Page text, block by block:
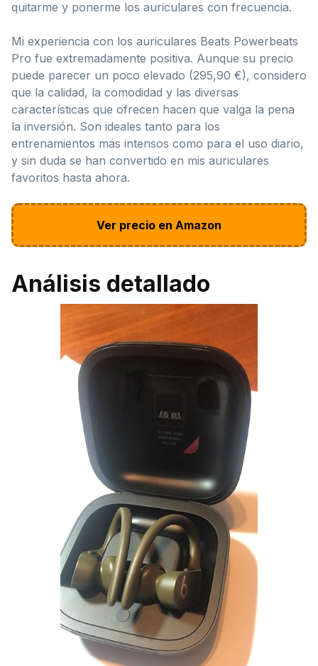
quitarme y ponerme los auriculares con frecuencia.
Mi experiencia con los auriculares Beats Powerbeats
Pro fue extremadamente positiva. Aunque su precio
puede parecer un poco elevado (295,90 €), considero
que la calidad, la comodidad y las diversas
características que ofrecen hacen que valga la pena
la inversión. Son ideales tanto para los
entrenamientos más intensos como para el uso diario,
y sin duda se han convertido en mis auriculares
favoritos hasta ahora.
Ver precio en Amazon
Análisis detallado